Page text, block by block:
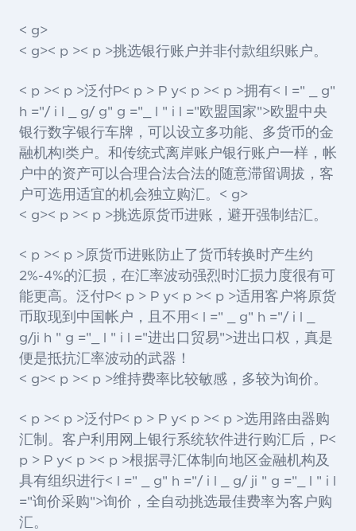
< g>
< g>< p >< p >挑选银行账户并非付款组织账户。
< p >< p >泛付P< p > P y< p >< p >拥有< l =" _ g"
h ="/ i l _ g/ g" g ="_ l " i l ="欧盟国家">欧盟中央
银行数字银行车牌，可以设立多功能、多货币的金
融机构I类户。和传统式离岸账户银行账户一样，帐
户中的资产可以合理合法合法的随意滞留调拔，客
户可选用适宜的机会独立购汇。< g>
< g>< p >< p >挑选原货币进账，避开强制结汇。
< p >< p >原货币进账防止了货币转换时产生约
2%-4%的汇损，在汇率波动强烈时汇损力度很有可
能更高。泛付P< p > P y< p >< p >适用客户将原货
币取现到中国帐户，且不用< l =" _ g" h ="/ i l _
g/ji h " g ="_ l " i l ="进出口贸易">进出口 权，真是
便是抵抗汇率波动的武器！
< g>< p >< p >维持费率比较敏感，多较为询价。
< p >< p >泛付P< p > P y< p >< p >选用路由器购
汇制。客户利用网上银行系统软件进行购汇后，P<
p > P y< p >< p >根据寻汇体制向地区金融机构及
具有组织进行< l =" _ g" h ="/ i l _ g/ ji " g ="_ l " i l
="询价采购">询价 ，全自动挑选最佳费率为客户购
汇。